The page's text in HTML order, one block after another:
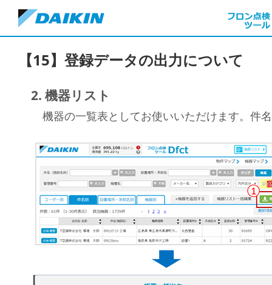
【15】登録データの出力について
2. 機器リスト
機器の一覧表としてお使いいただけます。件